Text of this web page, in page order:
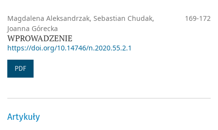
Magdalena Aleksandrzak, Sebastian Chudak,
Joanna Górecka
169-172
WPROWADZENIE
https://doi.org/10.14746/n.2020.55.2.1
PDF
Artykuły